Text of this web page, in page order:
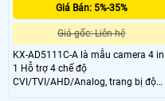
Giá Bán: 5%-35%
Giá gốc: Liên hệ
KX-AD5111C-A là mẫu camera 4 in
1 Hỗ trợ 4 chế độ
CVI/TVI/AHD/Analog, trang bị độ
phân giải 5MP mang đến hình ảnh